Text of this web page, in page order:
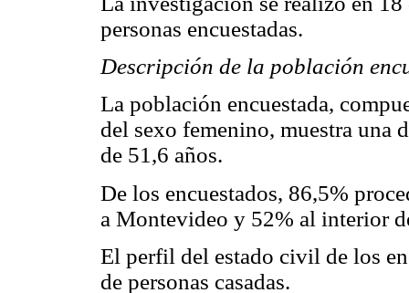
personas encuestadas.
Descripción de la población
La población encuestada,
del sexo femenino, muestra una
de 51,6 años.
De los encuestados, 86,5%
a Montevideo y 52% al interior
El perfil del estado civil de los
de personas casadas.